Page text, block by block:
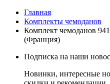
Главная
Комплекты чемоданов
Комплект чемоданов
(Франция)
Подписка на наши
Новинки, интересные